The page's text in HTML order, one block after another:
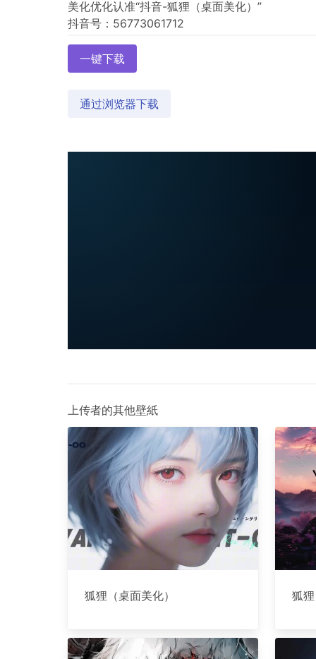
美化优化认准“抖音-狐狸（桌面美化）”
一键下载
通过浏览器下载
上传者的其他壁紙
狐狸（桌面美化） 狐